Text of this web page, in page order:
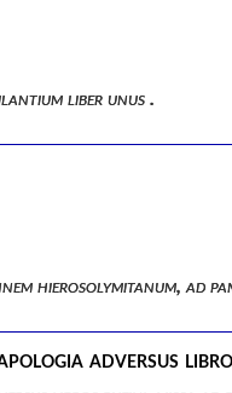
liber unus .
hierosolymitanum, ad
adversus